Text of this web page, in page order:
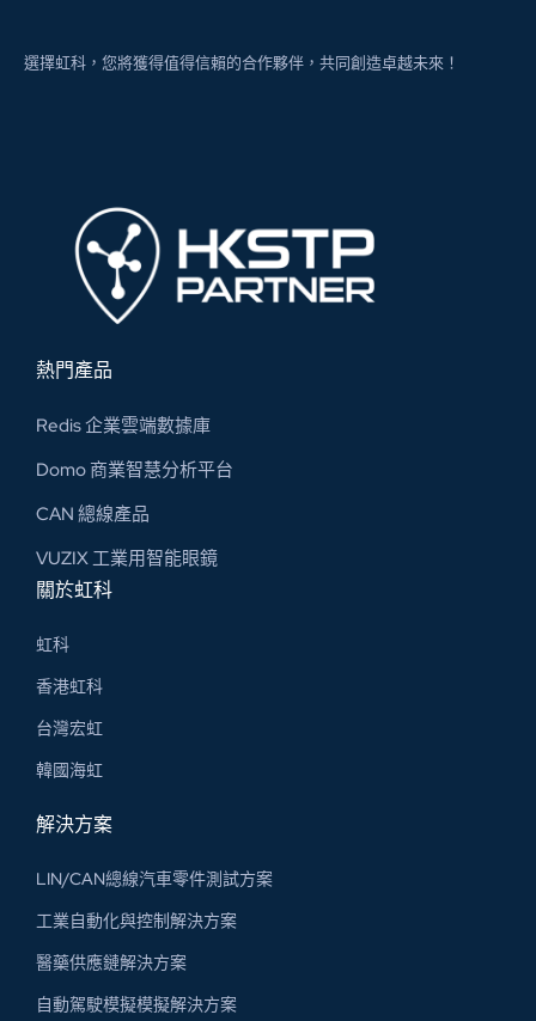
選擇虹科，您將獲得值得信賴的合作夥伴，共同創造卓越未來！
熱門產品
Redis 企業雲端數據庫
Domo 商業智慧分析平台
CAN 總線​產品
VUZIX 工業用智能眼鏡
關於虹科
虹科
香港虹科
台灣宏虹
韓國海虹
解決方案
LIN/CAN總線汽車零件測試方案
工業自動化與控制解決方案
醫藥供應鏈解決方案
自動駕駛模擬模擬解決方案